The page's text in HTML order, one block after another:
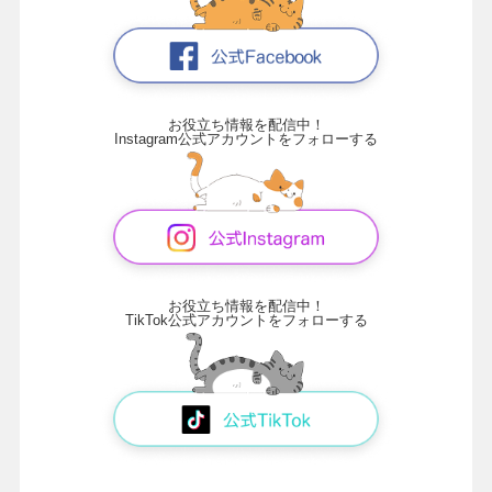
お役立ち情報を配信中！
Instagram公式アカウントをフォローする
お役立ち情報を配信中！
TikTok公式アカウントをフォローする